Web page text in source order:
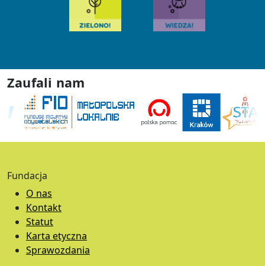
Zaufali nam
Fundacja
O nas
Kontakt
Statut
Karta etyczna
Sprawozdania